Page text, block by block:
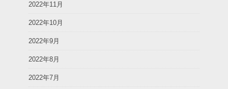
2022年11月
2022年10月
2022年9月
2022年8月
2022年7月